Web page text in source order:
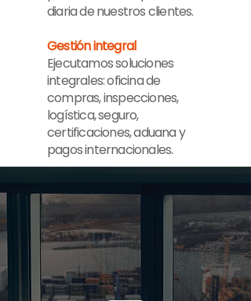
diaria de nuestros clientes.
Gestión integral
Ejecutamos soluciones
integrales: oficina de
compras, inspecciones,
logística, seguro,
certificaciones, aduana y
pagos internacionales.